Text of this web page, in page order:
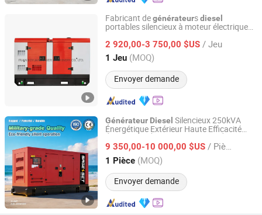
Fabricant degénérateursdiesel
portables silencieux à moteur électrique
2 920,00-3 750,00 $US / Jeu
1 Jeu (MOQ)
Envoyer demande
FUAN BOYUAN POWER MACHINERY CO., LTD.
Fujian, China Depuis 2015
Générateur Diesel Silencieux 250kVA
Énergétique Extérieur Haute Efficacité
Moteur
9 350,00-10 000,00 $US / Pièce
1 Pièce (MOQ)
Envoyer demande
Jiangsu Shengrong Power Machinery Co., Ltd.
Jiangsu, China Depuis 2025